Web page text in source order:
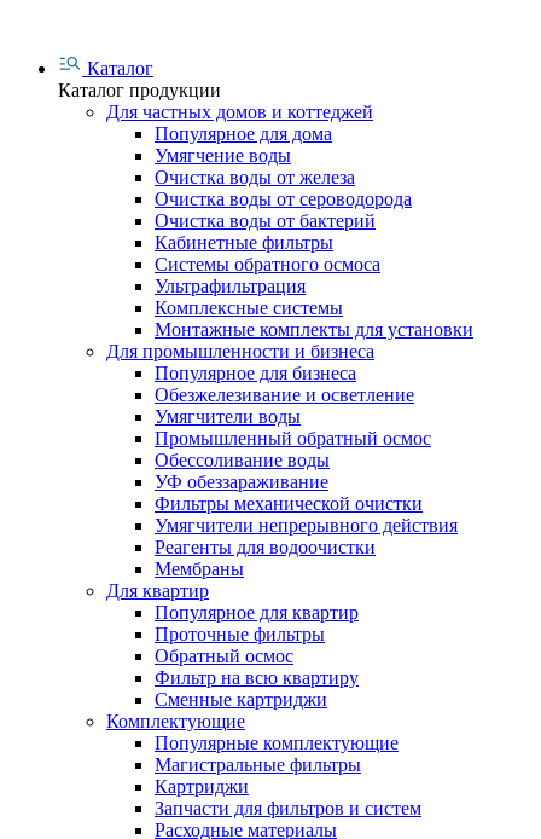
Каталог
Каталог продукции
Для частных домов и коттеджей
Популярное для дома
Умягчение воды
Очистка воды от железа
Очистка воды от сероводорода
Очистка воды от бактерий
Кабинетные фильтры
Системы обратного осмоса
Ультрафильтрация
Комплексные системы
Монтажные комплекты для установки
Для промышленности и бизнеса
Популярное для бизнеса
Обезжелезивание и осветление
Умягчители воды
Промышленный обратный осмос
Обессоливание воды
УФ обеззараживание
Фильтры механической очистки
Умягчители непрерывного действия
Реагенты для водоочистки
Мембраны
Для квартир
Популярное для квартир
Проточные фильтры
Обратный осмос
Фильтр на всю квартиру
Сменные картриджи
Комплектующие
Популярные комплектующие
Магистральные фильтры
Картриджи
Запчасти для фильтров и систем
Расходные материалы